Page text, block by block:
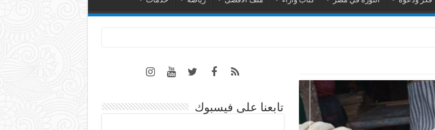
تابعنا على فيسبوك